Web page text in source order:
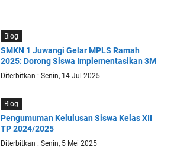
Blog
SMKN 1 Juwangi Gelar MPLS Ramah
2025: Dorong Siswa Implementasikan 3M
Diterbitkan : Senin, 14 Jul 2025
Blog
Pengumuman Kelulusan Siswa Kelas XII
TP 2024/2025
Diterbitkan : Senin, 5 Mei 2025